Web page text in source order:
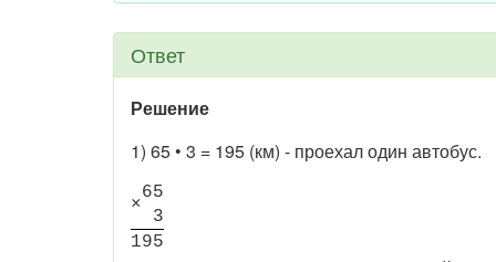
Ответ
Решение
1) 65 • 3 = 195 (км) - проехал один автобус.
×
65
3
195